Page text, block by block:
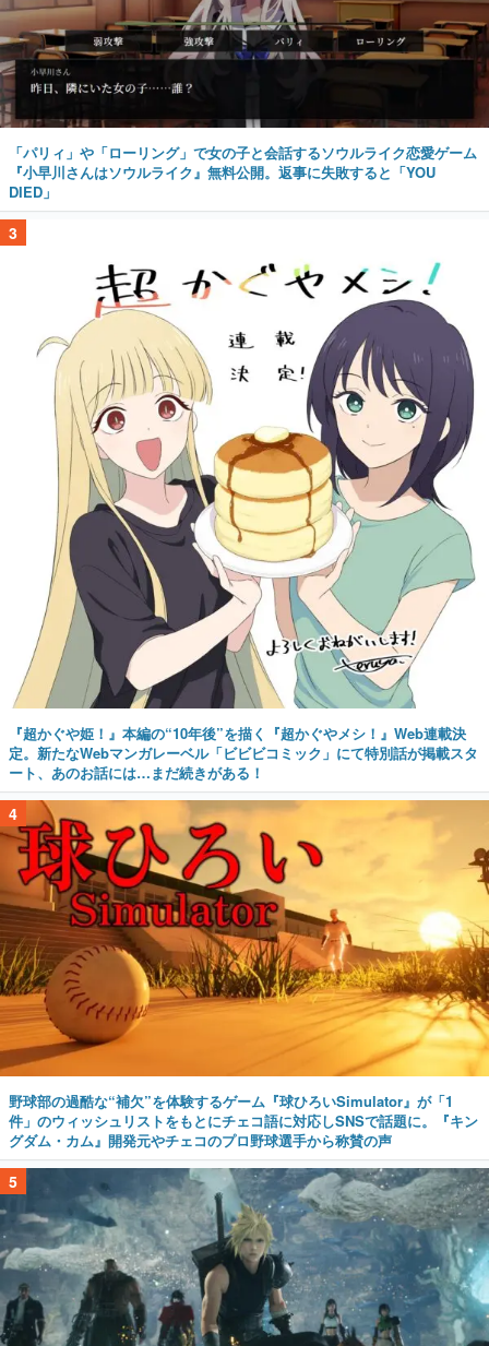
「パリィ」や「ローリング」で女の子と会話するソウルライク恋愛ゲーム
『小早川さんはソウルライク』無料公開。返事に失敗すると「YOU
DIED」
3
『超かぐや姫！』本編の“10年後”を描く『超かぐやメシ！』Web連載決
定。新たなWebマンガレーベル「ビビビコミック」にて特別話が掲載スタ
ート、あのお話には…まだ続きがある！
4
野球部の過酷な“補欠”を体験するゲーム『球ひろいSimulator』が「1
件」のウィッシュリストをもとにチェコ語に対応しSNSで話題に。『キン
グダム・カム』開発元やチェコのプロ野球選手から称賛の声
5